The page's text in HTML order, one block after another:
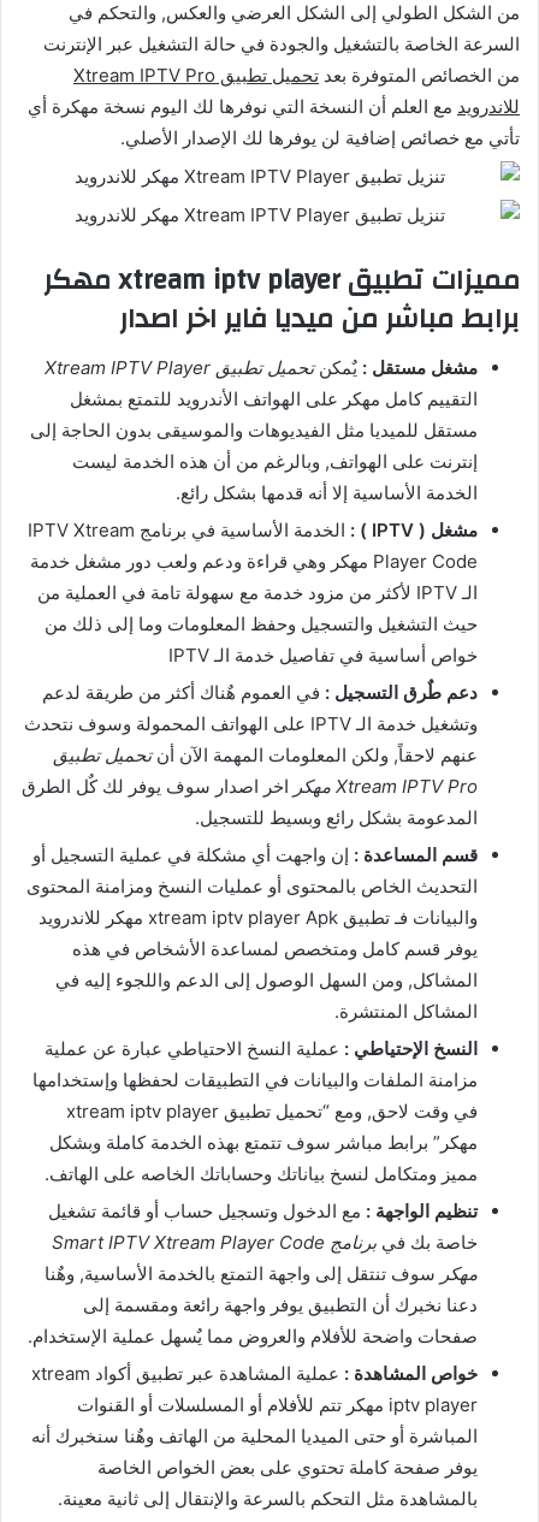
من الشكل الطولي إلى الشكل العرضي والعكس, والتحكم في
السرعة الخاصة بالتشغيل والجودة في حالة التشغيل عبر الإنترنت
من الخصائص المتوفرة بعد
تحميل تطبيق Xtream IPTV Pro
للاندرويد مع العلم أن النسخة التي نوفرها لك اليوم نسخة مهكرة أي
تأتي مع خصائص إضافية لن يوفرها لك الإصدار الأصلي.
مميزات تطبيق xtream iptv player مهكر
برابط مباشر من ميديا فاير اخر اصدار
مشغل مستقل : يٌمكنتحميل تطبيق Xtream IPTV Player
التقييم كامل مهكر على الهواتف الأندرويد للتمتع بمشغل
مستقل للميديا مثل الفيديوهات والموسيقى بدون الحاجة إلى
إنترنت على الهواتف, وبالرغم من أن هذه الخدمة ليست
الخدمة الأساسية إلا أنه قدمها بشكل رائع.
مشغل ( IPTV ) :
الخدمة الأساسية في برنامج IPTV Xtream
Player Code مهكر وهي قراءة ودعم ولعب دور مشغل خدمة
الـ IPTV لأكثر من مزود خدمة مع سهولة تامة في العملية من
حيث التشغيل والتسجيل وحفظ المعلومات وما إلى ذلك من
خواص أساسية في تفاصيل خدمة الـ IPTV
دعم طٌرق التسجيل : في العموم هٌناك أكثر من طريقة لدعم
وتشغيل خدمة الـ IPTV على الهواتف المحمولة وسوف نتحدث
عنهم لاحقاً, ولكن المعلومات المهمة الآن أنتحميل تطبيق
Xtream IPTV Pro مهكر
اخر اصدار سوف يوفر لك كٌل الطرق
المدعومة بشكل رائع وبسيط للتسجيل.
قسم المساعدة : إن واجهت أي مشكلة في عملية التسجيل أو
التحديث الخاص بالمحتوى أو عمليات النسخ ومزامنة المحتوى
والبيانات فـ تطبيق xtream iptv player Apk مهكر للاندرويد
يوفر قسم كامل ومتخصص لمساعدة الأشخاص في هذه
المشاكل, ومن السهل الوصول إلى الدعم واللجوء إليه في
المشاكل المنتشرة.
النسخ الإحتياطي : عملية النسخ الاحتياطي عبارة عن عملية
مزامنة الملفات والبيانات في التطبيقات لحفظها وإستخدامها
في وقت لاحق, ومع “تحميل تطبيق xtream iptv player
مهكر” برابط مباشر سوف تتمتع بهذه الخدمة كاملة وبشكل
مميز ومتكامل لنسخ بياناتك وحساباتك الخاصه على الهاتف.
تنظيم الواجهة : مع الدخول وتسجيل حساب أو قائمة تشغيل
خاصة بك في
برنامج Smart IPTV Xtream Player Code
مهكر سوف تنتقل إلى واجهة التمتع بالخدمة الأساسية, وهٌنا
دعنا نخبرك أن التطبيق يوفر واجهة رائعة ومقسمة إلى
صفحات واضحة للأفلام والعروض مما يٌسهل عملية الإستخدام.
خواص المشاهدة :
عملية المشاهدة عبر تطبيق أكواد xtream
iptv player مهكر تتم للأفلام أو المسلسلات أو القنوات
المباشرة أو حتى الميديا المحلية من الهاتف وهٌنا سنخبرك أنه
يوفر صفحة كاملة تحتوي على بعض الخواص الخاصة
بالمشاهدة مثل التحكم بالسرعة والإنتقال إلى ثانية معينة.